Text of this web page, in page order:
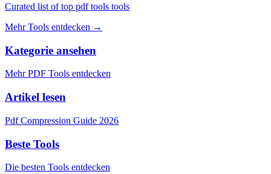
Curated list of top pdf tools tools
Mehr Tools entdecken →
Kategorie ansehen
Mehr PDF Tools entdecken
Artikel lesen
Pdf Compression Guide 2026
Beste Tools
Die besten Tools entdecken